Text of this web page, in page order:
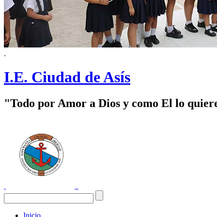
.
I.E. Ciudad de Asís
"Todo por Amor a Dios y como El lo
Inicio